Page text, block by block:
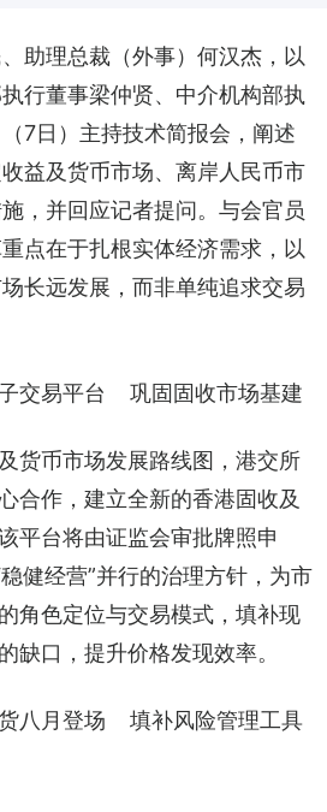
助理总裁（外事）何汉杰，以
行董事梁仲贤、中介机构部执
7日）主持技术简报会，阐述
益及货币市场、离岸人民币市
，并回应记者提问。与会官员
点在于扎根实体经济需求，以
长远发展，而非单纯追求交易
交易平台    巩固固收市场基建
货币市场发展路线图，港交所
合作，建立全新的香港固收及
平台将由证监会审批牌照申
健经营”并行的治理方针，为市
角色定位与交易模式，填补现
缺口，提升价格发现效率。
八月登场    填补风险管理工具